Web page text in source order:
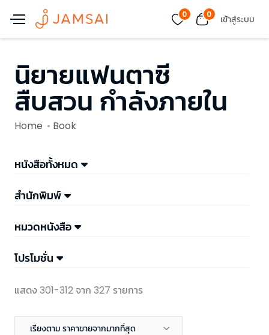
0 0 เข้าสู่ระบบ
นิยายแฟนตาซี
สืบสวน กำลังภายใน
Home Book
หนังสือทั้งหมด
สำนักพิมพ์
หมวดหนังสือ
โปรโมชั่น
แสดง 301-312 จาก 327 รายการ
เรียงตาม ราคาขายจากมากที่สุด